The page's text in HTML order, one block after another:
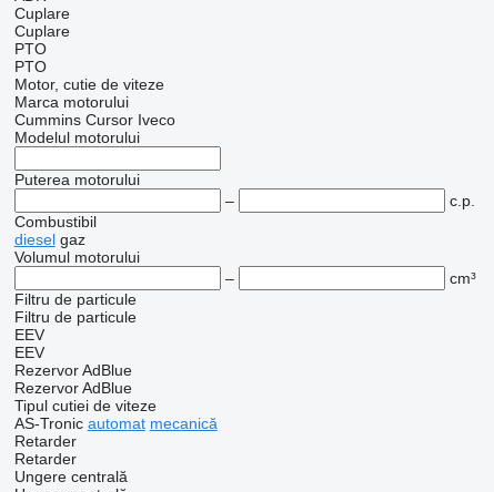
Cuplare
Cuplare
PTO
PTO
Motor, cutie de viteze
Marca motorului
Cummins Cursor Iveco
Modelul motorului
Puterea motorului
–
c.p.
Combustibil
diesel gaz
Volumul motorului
–
cm³
Filtru de particule
Filtru de particule
EEV
EEV
Rezervor AdBlue
Rezervor AdBlue
Tipul cutiei de viteze
AS-Tronic automat mecanică
Retarder
Retarder
Ungere centrală